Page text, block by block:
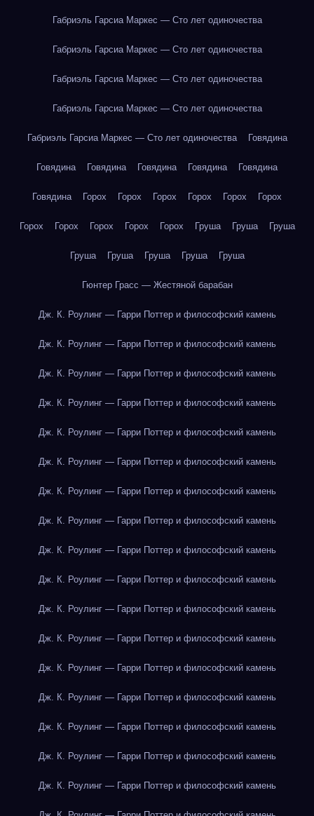
Габриэль Гарсиа Маркес — Сто лет одиночества
Габриэль Гарсиа Маркес — Сто лет одиночества
Габриэль Гарсиа Маркес — Сто лет одиночества
Габриэль Гарсиа Маркес — Сто лет одиночества
Габриэль Гарсиа Маркес — Сто лет одиночества Говядина
Говядина Говядина Говядина Говядина Говядина
Говядина Горох Горох Горох Горох Горох Горох
Горох Горох Горох Горох Горох Груша Груша Груша
Груша Груша Груша Груша Груша
Гюнтер Грасс — Жестяной барабан
Дж. К. Роулинг — Гарри Поттер и философский камень
Дж. К. Роулинг — Гарри Поттер и философский камень
Дж. К. Роулинг — Гарри Поттер и философский камень
Дж. К. Роулинг — Гарри Поттер и философский камень
Дж. К. Роулинг — Гарри Поттер и философский камень
Дж. К. Роулинг — Гарри Поттер и философский камень
Дж. К. Роулинг — Гарри Поттер и философский камень
Дж. К. Роулинг — Гарри Поттер и философский камень
Дж. К. Роулинг — Гарри Поттер и философский камень
Дж. К. Роулинг — Гарри Поттер и философский камень
Дж. К. Роулинг — Гарри Поттер и философский камень
Дж. К. Роулинг — Гарри Поттер и философский камень
Дж. К. Роулинг — Гарри Поттер и философский камень
Дж. К. Роулинг — Гарри Поттер и философский камень
Дж. К. Роулинг — Гарри Поттер и философский камень
Дж. К. Роулинг — Гарри Поттер и философский камень
Дж. К. Роулинг — Гарри Поттер и философский камень